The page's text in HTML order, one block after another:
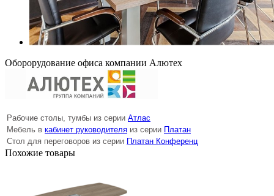
Оборорудование офиса компании Алютех
Рабочие столы, тумбы из серии Атлас
Мебель в кабинет руководителя из серии Платан
Стол для переговоров из серии Платан Конференц
Похожие товары